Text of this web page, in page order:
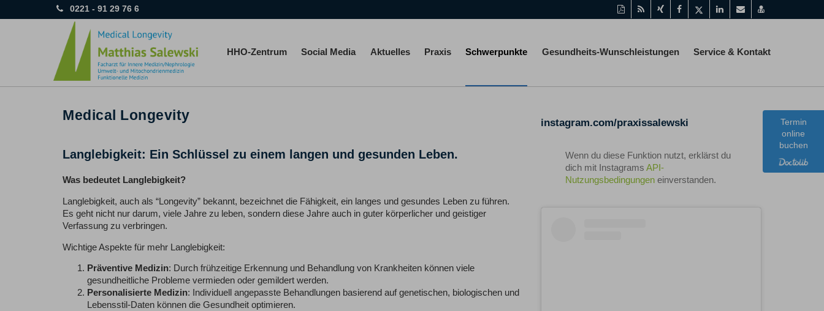
0221 - 91 29 76 6
Diese
Seite
drucken
RSS-
Feed
Auf
Xing
Auf
Facebook
Twitter
Auf
LinkedIn
Per
Mail
vCard
speichern
HHO-Zentrum Social Media Aktuelles Praxis Schwerpunkte Gesundheits-Wunschleistungen Service & Kontakt
Medical Longevity
Langlebigkeit: Ein Schlüssel zu einem langen und gesunden Leben.
Was bedeutet Langlebigkeit?
Langlebigkeit, auch als “Longevity” bekannt, bezeichnet die Fähigkeit, ein langes und gesundes Leben zu führen.
Es geht nicht nur darum, viele Jahre zu leben, sondern diese Jahre auch in guter körperlicher und geistiger
Verfassung zu verbringen.
Wichtige Aspekte für mehr Langlebigkeit:
Präventive Medizin: Durch frühzeitige Erkennung und Behandlung von Krankheiten können viele
gesundheitliche Probleme vermieden oder gemildert werden.
Personalisierte Medizin: Individuell angepasste Behandlungen basierend auf genetischen, biologischen und
Lebensstil-Daten können die Gesundheit optimieren.
instagram.com/praxissalewski
Wenn du diese Funktion nutzt, erklärst du
dich mit Instagrams API-
Nutzungsbedingungen einverstanden.
Termin
online
buchen